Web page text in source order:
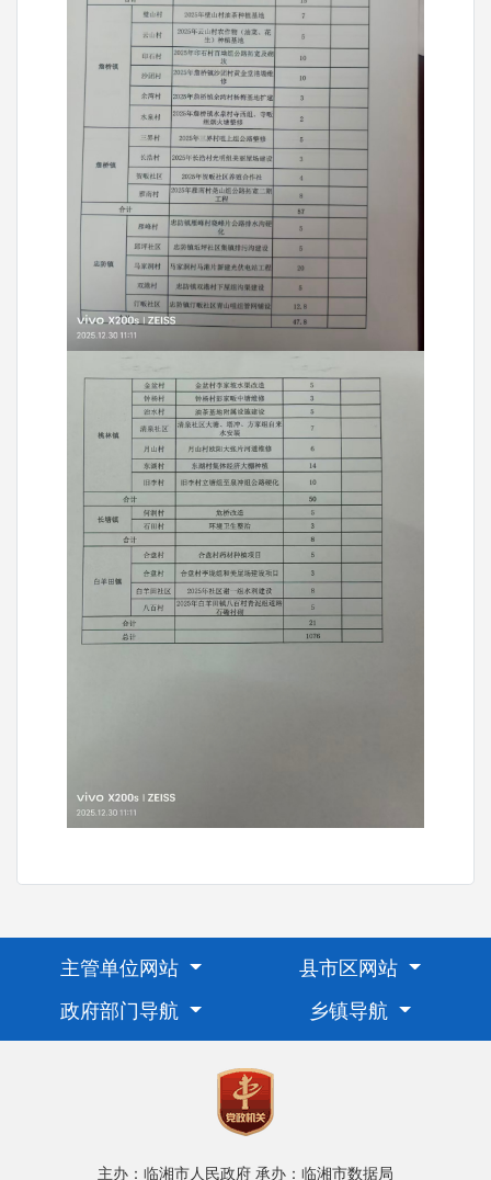
主管单位网站
县市区网站
政府部门导航
乡镇导航
主办：临湘市人民政府 承办：临湘市数据局